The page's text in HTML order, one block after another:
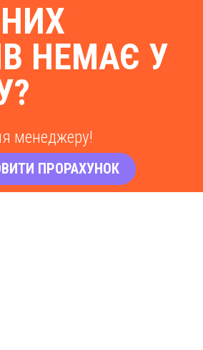
НЕМАЄ У
менеджеру!
ПРОРАХУНОК